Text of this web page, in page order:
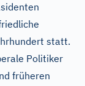
statt.
Politiker
früheren